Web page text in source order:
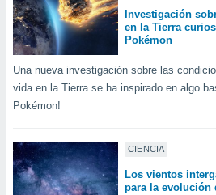
de
Investigación
en la Tierra
Pokémon
Una nueva investigación sobre las
vida en la Tierra se ha inspirado en algo
Pokémon!
CIENCIA
Los vientos
para la evolución